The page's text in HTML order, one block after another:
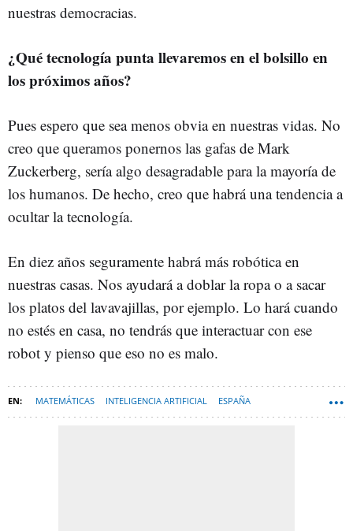
nuestras democracias.
¿Qué tecnología punta llevaremos en el bolsillo en
los próximos años?
Pues espero que sea menos obvia en nuestras vidas. No
creo que queramos ponernos las gafas de Mark
Zuckerberg, sería algo desagradable para la mayoría de
los humanos. De hecho, creo que habrá una tendencia a
ocultar la tecnología.
En diez años seguramente habrá más robótica en
nuestras casas. Nos ayudará a doblar la ropa o a sacar
los platos del lavavajillas, por ejemplo. Lo hará cuando
no estés en casa, no tendrás que interactuar con ese
robot y pienso que eso no es malo.
MATEMÁTICAS INTELIGENCIA ARTIFICIAL ESPAÑA